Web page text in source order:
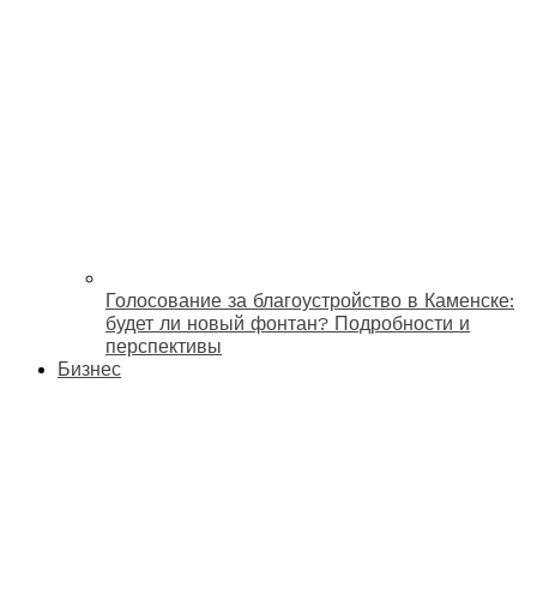
Голосование за благоустройство в Каменске:
будет ли новый фонтан? Подробности и
перспективы
Бизнес